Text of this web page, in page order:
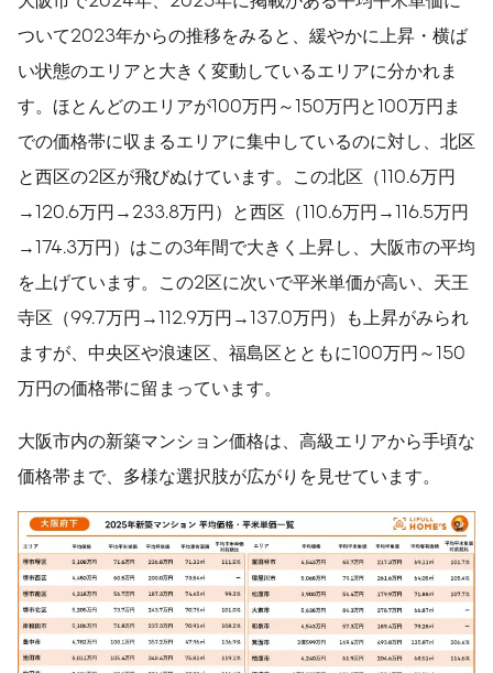
ついて2023年からの推移をみると、緩やかに上昇・横ば
い状態のエリアと大きく変動しているエリアに分かれま
す。ほとんどのエリアが100万円～150万円と100万円ま
での価格帯に収まるエリアに集中しているのに対し、北区
と西区の2区が飛びぬけています。この北区（110.6万円
→120.6万円→233.8万円）と西区（110.6万円→116.5万円
→174.3万円）はこの3年間で大きく上昇し、大阪市の平均
を上げています。この2区に次いで平米単価が高い、天王
寺区（99.7万円→112.9万円→137.0万円）も上昇がみられ
ますが、中央区や浪速区、福島区とともに100万円～150
万円の価格帯に留まっています。
大阪市内の新築マンション価格は、高級エリアから手頃な
価格帯まで、多様な選択肢が広がりを見せています。